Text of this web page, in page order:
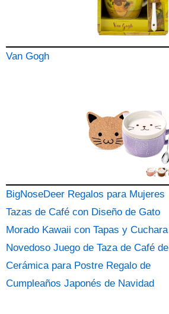
Van Gogh
BigNoseDeer Regalos para Mujeres
Tazas de Café con Diseño de Gato
Morado Kawaii con Tapas y Cuchara
Novedoso Juego de Taza de Café de
Cerámica para Postre Regalo de
Cumpleaños Japonés de Navidad